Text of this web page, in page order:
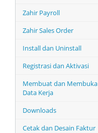
Zahir Payroll
Zahir Sales Order
Install dan Uninstall
Registrasi dan Aktivasi
Membuat dan Membuka
Data Kerja
Downloads
Cetak dan Desain Faktur